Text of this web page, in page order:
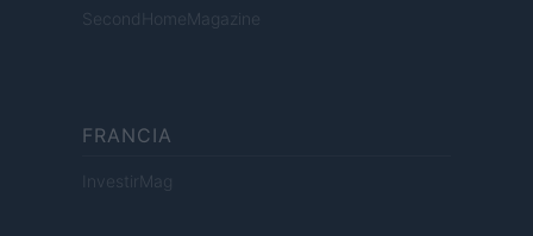
SecondHomeMagazine
FRANCIA
InvestirMag